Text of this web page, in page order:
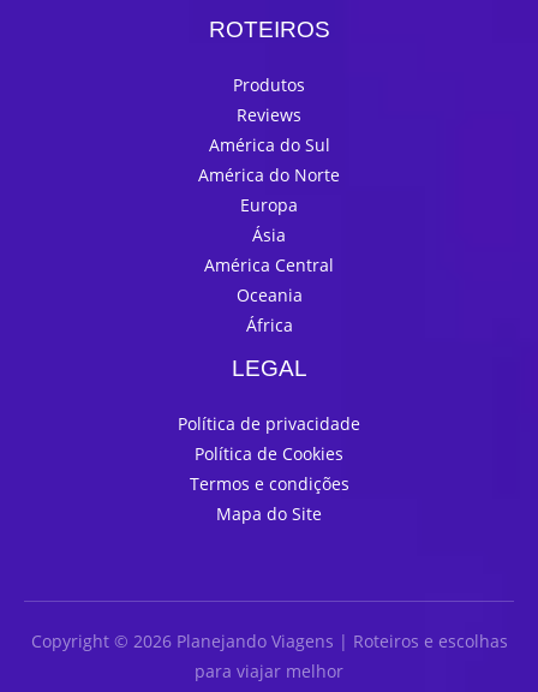
ROTEIROS
Produtos
Reviews
América do Sul
América do Norte
Europa
Ásia
América Central
Oceania
África
LEGAL
Política de privacidade
Política de Cookies
Termos e condições
Mapa do Site
Copyright © 2026 Planejando Viagens | Roteiros e escolhas
para viajar melhor